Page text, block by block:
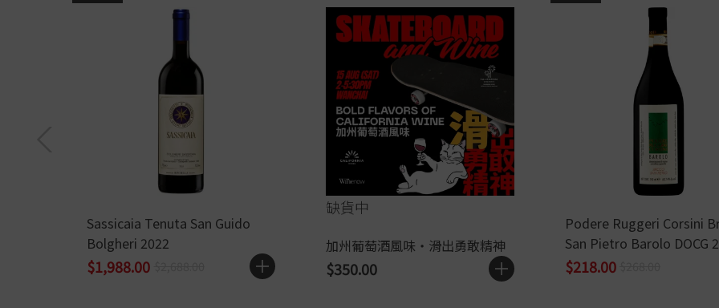
Sassicaia Tenuta San Guido
Bolgheri 2022
$1,988.00
缺貨中
加州葡萄酒風味・滑出勇敢精神
$350.00
Podere Ruggeri Corsini
San Pietro Barolo DOCG
$218.00